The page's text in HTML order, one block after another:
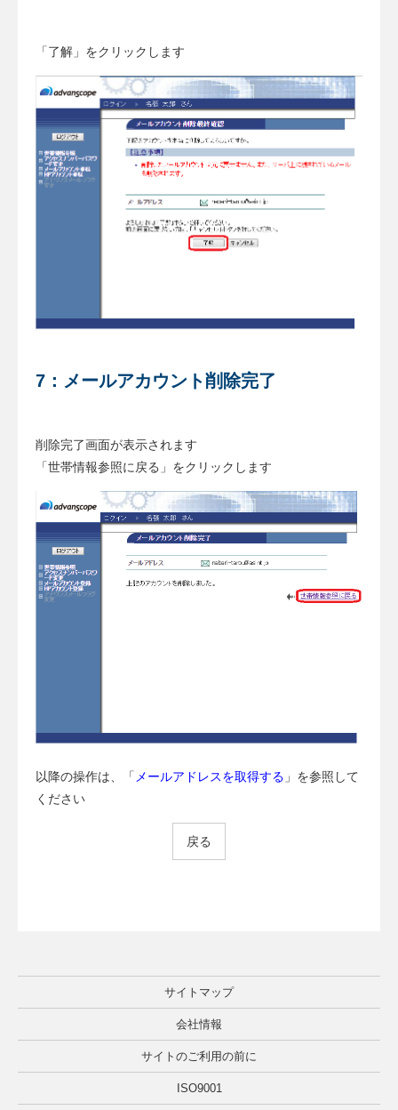
「了解」をクリックします
7：メールアカウント削除完了
削除完了画面が表示されます
「世帯情報参照に戻る」をクリックします
以降の操作は、「 メールアドレスを取得する 」を参照して
ください
戻る
サイトマップ
会社情報
サイトのご利用の前に
ISO9001